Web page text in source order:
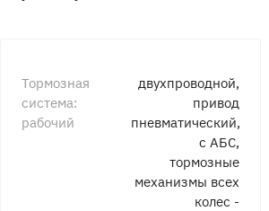
Тормозная
система:
рабочий
двухпроводной,
привод
пневматический,
с АБС,
тормозные
механизмы всех
колес -